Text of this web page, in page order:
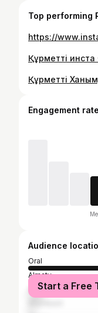
Top performing
https://
Engagement
Audience
Oral
Almaty
Astana
Start a Free